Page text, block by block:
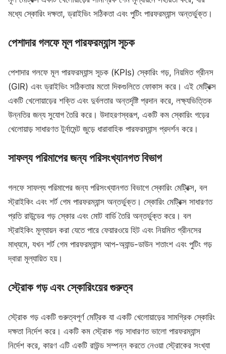
মধ্যে স্কোরিং দক্ষতা, ড্রাইভিং সঠিকতা এবং পুটিং পারফরম্যান্স অন্তর্ভুক্ত।
পেশাদার গলফে মূল পারফরম্যান্স সূচক
পেশাদার গলফে মূল পারফরম্যান্স সূচক (KPIs) স্কোরিং গড়, নিয়মিত গ্রীনস
(GIR) এবং ড্রাইভিং সঠিকতার মতো দিকগুলিতে ফোকাস করে। এই মেট্রিক্স
একটি খেলোয়াড়ের শক্তি এবং দুর্বলতার অন্তর্দৃষ্টি প্রদান করে, লক্ষ্যভিত্তিক
উন্নতির জন্য সুযোগ তৈরি করে। উদাহরণস্বরূপ, একটি কম স্কোরিং গড়ের
খেলোয়াড় সাধারণত টুর্নামেন্ট জুড়ে ধারাবাহিক পারফরম্যান্স প্রদর্শন করে।
সাফল্য পরিমাপের জন্য পরিসংখ্যানগত বিভাগ
গলফে সাফল্য পরিমাপের জন্য পরিসংখ্যানগত বিভাগে স্কোরিং মেট্রিক্স, বল
স্ট্রাইকিং এবং শর্ট গেম পারফরম্যান্স অন্তর্ভুক্ত। স্কোরিং মেট্রিক্স সাধারণত
প্রতি রাউন্ডের গড় স্কোর এবং মোট বার্ডি তৈরি অন্তর্ভুক্ত করে। বল
স্ট্রাইকিং মূল্যায়ন করা যেতে পারে ফেয়ারওয়ে হিট এবং নিয়মিত গ্রীনসের
মাধ্যমে, যখন শর্ট গেম পারফরম্যান্স আপ-অ্যান্ড-ডাউন শতাংশ এবং পুটিং গড়
দ্বারা মূল্যায়িত হয়।
স্ট্রোক গড় এবং স্কোরিংয়ের গুরুত্ব
স্ট্রোক গড় একটি গুরুত্বপূর্ণ মেট্রিক যা একটি খেলোয়াড়ের সামগ্রিক স্কোরিং
দক্ষতা নির্দেশ করে। একটি কম স্ট্রোক গড় সাধারণত ভালো পারফরম্যান্স
নির্দেশ করে, কারণ এটি একটি রাউন্ড সম্পন্ন করতে নেওয়া স্ট্রোকের সংখ্যা